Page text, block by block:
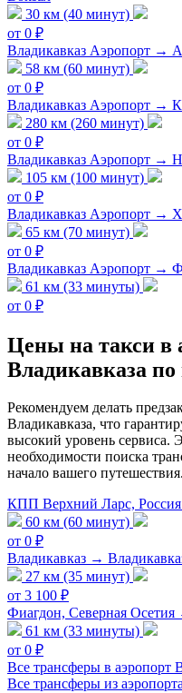
30 км (40 минут)
от 0 ₽
Владикавказ Аэропорт →
58 км (60 минут)
от 0 ₽
Владикавказ Аэропорт →
280 км (260 минут)
от 0 ₽
Владикавказ Аэропорт →
105 км (100 минут)
от 0 ₽
Владикавказ Аэропорт →
65 км (70 минут)
от 0 ₽
Владикавказ Аэропорт →
61 км (33 минуты)
от 0 ₽
Цены на такси в
Владикавказа по
Рекомендуем делать
Владикавказа, что
высокий уровень сервиса.
необходимости поиска
начало вашего путешествия.
КПП Верхний Ларс,
60 км (60 минут)
от 0 ₽
Владикавказ →
27 км (35 минут)
от 3 100 ₽
Фиагдон, Северная
61 км (33 минуты)
от 0 ₽
Все трансферы в аэропорт
Все трансферы из